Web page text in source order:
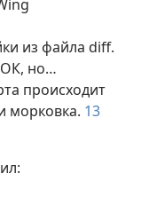
из файла diff.
ОК, но…
происходит
морковка. 13